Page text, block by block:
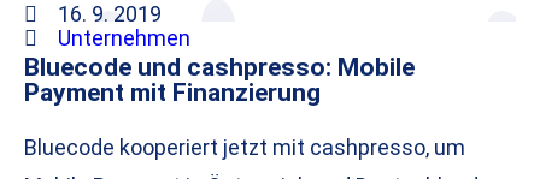
16. 9. 2019
Unternehmen
Bluecode und cashpresso: Mobile
Payment mit Finanzierung
Bluecode kooperiert jetzt mit cashpresso, um